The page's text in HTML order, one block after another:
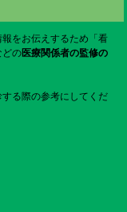
をお伝えするため「看
どの医療関係者の監修の
る際の参考にしてくだ